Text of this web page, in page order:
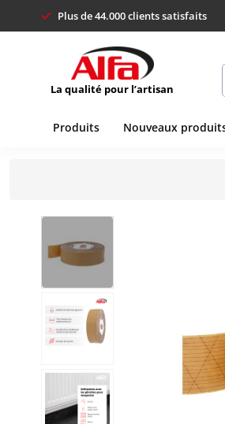
Plus de 44.000 clients satisfaits
La qualité pour l’artisan
Produits Nouveaux